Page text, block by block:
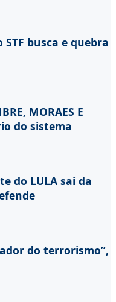
busca e quebra
MORAES E
do sistema
do LULA sai da
do terrorismo”,